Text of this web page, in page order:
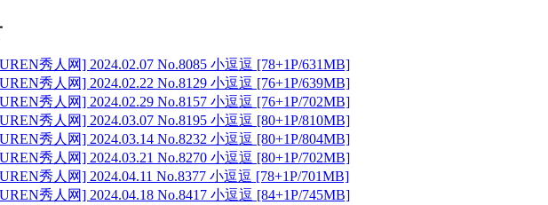
秀人网] 2024.02.07 No.8085 小逗逗 [78+1P/631MB]
秀人网] 2024.02.22 No.8129 小逗逗 [76+1P/639MB]
秀人网] 2024.02.29 No.8157 小逗逗 [76+1P/702MB]
秀人网] 2024.03.07 No.8195 小逗逗 [80+1P/810MB]
秀人网] 2024.03.14 No.8232 小逗逗 [80+1P/804MB]
秀人网] 2024.03.21 No.8270 小逗逗 [80+1P/702MB]
秀人网] 2024.04.11 No.8377 小逗逗 [78+1P/701MB]
秀人网] 2024.04.18 No.8417 小逗逗 [84+1P/745MB]